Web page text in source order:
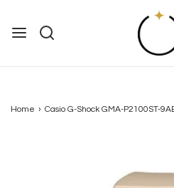
Home › Casio G-Shock GMA-P2100ST-